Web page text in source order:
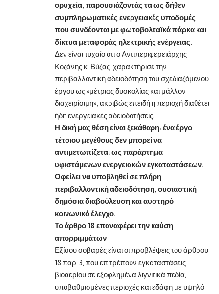
ορυχεία, παρουσιάζοντάς τα ως δήθεν
συμπληρωματικές ενεργειακές υποδομές
που συνδέονται με φωτοβολταϊκά πάρκα και
δίκτυα μεταφοράς ηλεκτρικής ενέργειας.
Δεν είναι τυχαίο ότι ο Αντιπεριφερειάρχης
Κοζάνης κ. Βύζας χαρακτήρισε την
περιβαλλοντική αδειοδότηση του σχεδιαζόμενου
έργου ως «μέτριας δυσκολίας και μάλλον
διαχειρίσιμη», ακριβώς επειδή η περιοχή διαθέτει
ήδη ενεργειακές αδειοδοτήσεις.
Η δική μας θέση είναι ξεκάθαρη: ένα έργο
τέτοιου μεγέθους δεν μπορεί να
αντιμετωπίζεται ως παράρτημα
υφιστάμενων ενεργειακών εγκαταστάσεων.
Οφείλει να υποβληθεί σε πλήρη
περιβαλλοντική αδειοδότηση, ουσιαστική
δημόσια διαβούλευση και αυστηρό
κοινωνικό έλεγχο.
Το άρθρο 18 επαναφέρει την καύση
απορριμμάτων
Εξίσου σοβαρές είναι οι προβλέψεις του άρθρου
18 παρ. 3, που επιτρέπουν εγκαταστάσεις
βιοαερίου σε εξοφλημένα λιγνιτικά πεδία,
υποβαθμισμένες περιοχές και εδάφη με υψηλό